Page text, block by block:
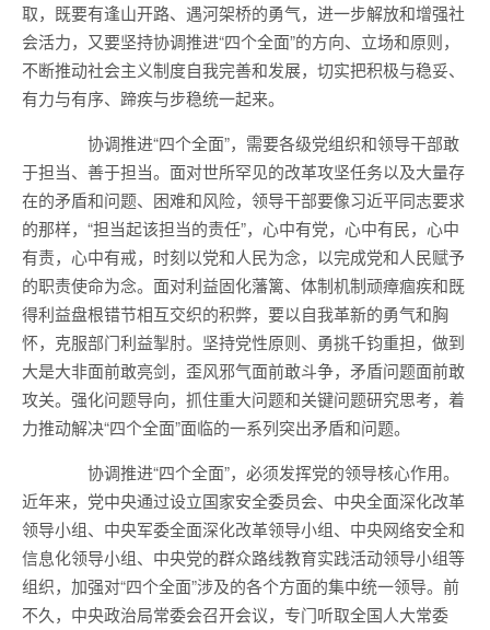
取，既要有逢山开路、遇河架桥的勇气，进一步解放和增强社
会活力，又要坚持协调推进“四个全面”的方向、立场和原则，
不断推动社会主义制度自我完善和发展，切实把积极与稳妥、
有力与有序、蹄疾与步稳统一起来。
协调推进“四个全面”，需要各级党组织和领导干部敢
于担当、善于担当。面对世所罕见的改革攻坚任务以及大量存
在的矛盾和问题、困难和风险，领导干部要像习近平同志要求
的那样，“担当起该担当的责任”，心中有党，心中有民，心中
有责，心中有戒，时刻以党和人民为念，以完成党和人民赋予
的职责使命为念。面对利益固化藩篱、体制机制顽瘴痼疾和既
得利益盘根错节相互交织的积弊，要以自我革新的勇气和胸
怀，克服部门利益掣肘。坚持党性原则、勇挑千钧重担，做到
大是大非面前敢亮剑，歪风邪气面前敢斗争，矛盾问题面前敢
攻关。强化问题导向，抓住重大问题和关键问题研究思考，着
力推动解决“四个全面”面临的一系列突出矛盾和问题。
协调推进“四个全面”，必须发挥党的领导核心作用。
近年来，党中央通过设立国家安全委员会、中央全面深化改革
领导小组、中央军委全面深化改革领导小组、中央网络安全和
信息化领导小组、中央党的群众路线教育实践活动领导小组等
组织，加强对“四个全面”涉及的各个方面的集中统一领导。前
不久，中央政治局常委会召开会议，专门听取全国人大常委